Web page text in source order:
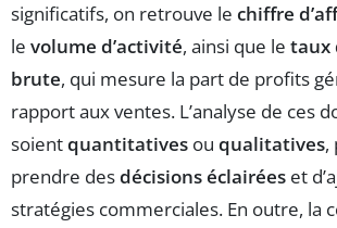
significatifs, on retrouve le chiffre
le volume d’activité, ainsi que le taux
brute, qui mesure la part de profits
rapport aux ventes. L’analyse de ces
soientquantitatives ou qualitatives,
prendre desdécisions éclairées et
stratégies commerciales. En outre, la